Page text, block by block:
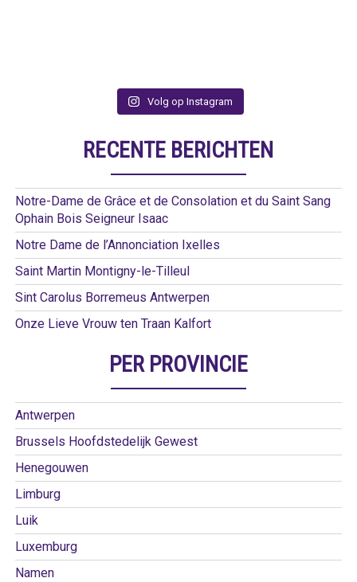
Volg op Instagram
RECENTE BERICHTEN
Notre-Dame de Grâce et de Consolation et du Saint Sang
Ophain Bois Seigneur Isaac
Notre Dame de l’Annonciation Ixelles
Saint Martin Montigny-le-Tilleul
Sint Carolus Borremeus Antwerpen
Onze Lieve Vrouw ten Traan Kalfort
PER PROVINCIE
Antwerpen
Brussels Hoofdstedelijk Gewest
Henegouwen
Limburg
Luik
Luxemburg
Namen